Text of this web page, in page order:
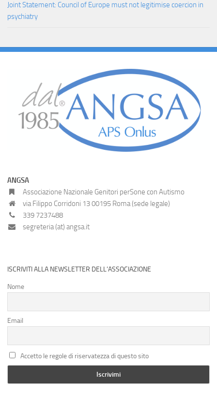
Joint Statement: Council of Europe must not legitimise coercion in
psychiatry
ANGSA
Associazione Nazionale Genitori perSone con Autismo
via Filippo Corridoni 13 00195 Roma (sede legale)
339 7237488
segreteria (at) angsa.it
ISCRIVITI ALLA NEWSLETTER DELL’ASSOCIAZIONE
Nome
Email
Accetto le regole di riservatezza di questo sito